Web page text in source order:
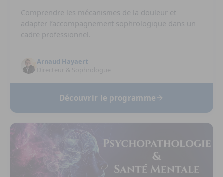
Comprendre les mécanismes de la douleur et
adapter l’accompagnement sophrologique dans un
cadre professionnel.
Arnaud Hayaert
Découvrir le programme